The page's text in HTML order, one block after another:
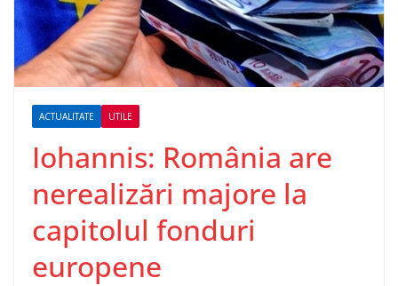
ACTUALITATE UTILE
Iohannis: România are
nerealizări majore la
capitolul fonduri
europene